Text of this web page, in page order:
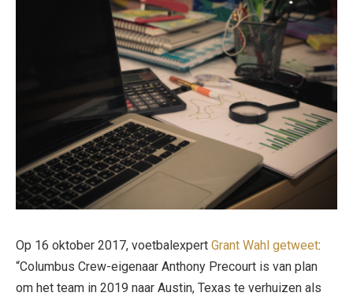
Op 16 oktober 2017, voetbalexpert Grant Wahl getweet:
“Columbus Crew-eigenaar Anthony Precourt is van plan
om het team in 2019 naar Austin, Texas te verhuizen als